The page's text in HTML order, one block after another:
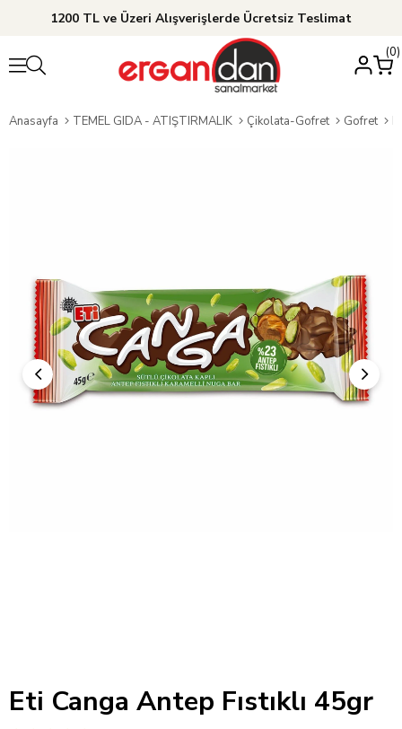
1200 TL ve Üzeri Alışverişlerde Ücretsiz Teslimat
0
Anasayfa TEMEL GIDA - ATIŞTIRMALIK Çikolata-Gofret Gofret
Eti Canga Antep Fıstıklı 45gr